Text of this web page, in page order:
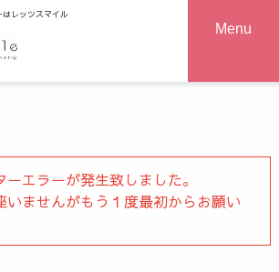
Menu
レッツスマイル
ーエラーが発生致しました。
いませんがもう１度最初からお願い